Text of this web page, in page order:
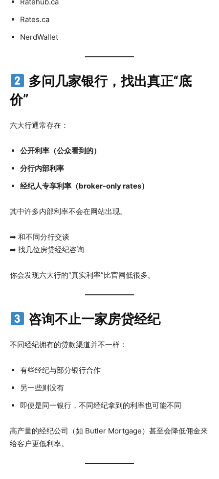
Rates.ca
NerdWallet
多问几家银行，找出真正“底
价”
六大行通常存在：
公开利率（公众看到的）
分行内部利率
经纪人专享利率（broker-only rates）
其中许多内部利率不会在网站出现。
➡ 和不同分行交谈
➡ 找几位房贷经纪咨询
你会发现六大行的“真实利率”比官网低很多。
咨询不止一家房贷经纪
不同经纪拥有的贷款渠道并不一样：
有些经纪与部分银行合作
另一些则没有
即便是同一银行，不同经纪拿到的利率也可能不同
高产量的经纪公司（如 Butler Mortgage）甚至会降低佣金来
给客户更低利率。